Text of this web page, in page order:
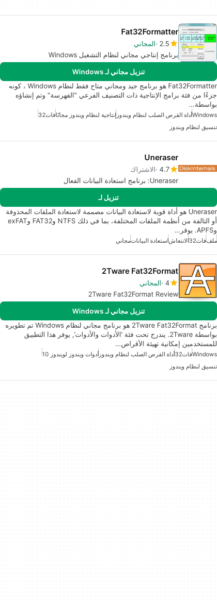
Fat32Formatter
2.5 المجاني
برنامج إنتاجي مجاني لنظام التشغيل Windows
تنزيل مجاني لـ Windows
Fat32Formatter هو برنامج جيد ومجاني متاح فقط لنظام Windows ، كونه
جزءًا من فئة برامج الإنتاجية ذات التصنيف الفرعي "الفهرسة" وتم إنشاؤه
بواسطة…
Windowsأداة القرص الصلب لنظام ويندوز إنتاجية لنظام ويندوز مجانًافات32
تنسيق لنظام ويندوز
Uneraser
4.7 الاشتراك
Uneraser: برنامج استعادة البيانات الفعال
تنزيل لـ
Uneraser هو أداة قوية لاستعادة البيانات مصممة لاستعادة الملفات المحذوفة
أو التالفة من أنظمة الملفات المختلفة، بما في ذلك NTFS وFAT32 وexFAT
وAPFS. يوفر…
ملففات32 الانتعاشاستعادة البياناتمجاني
2Tware Fat32Format
4 المجاني
2Tware Fat32Format Review
تنزيل مجاني لـ Windows
برنامج 2Tware Fat32Format هو برنامج مجاني لنظام Windows تم تطويره
بواسطة 2Tware. يندرج تحت فئة 'الأدوات والأدوات', يوفر هذا التطبيق
للمستخدمين إمكانية تهيئة الأقراص…
Windowsفات32 أداة القرص الصلب لنظام ويندوز أدوات ويندوز لويندوز 10
تنسيق لنظام ويندوز